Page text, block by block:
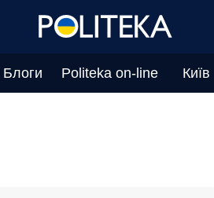
Блоги Politeka on-line Київ